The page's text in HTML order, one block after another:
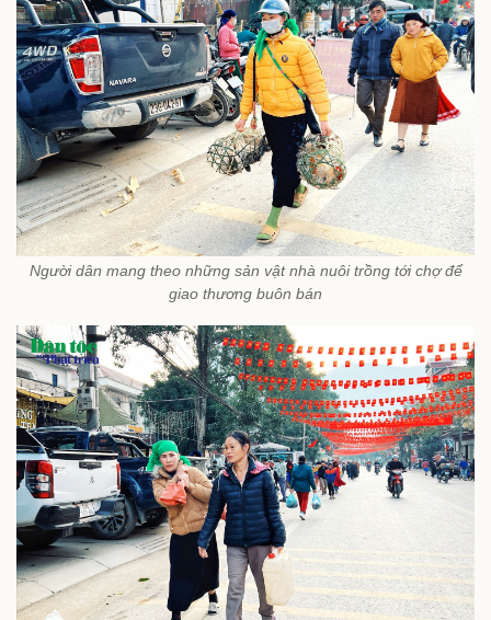
Người dân mang theo những sản vật nhà nuôi trồng tới chợ để
giao thương buôn bán